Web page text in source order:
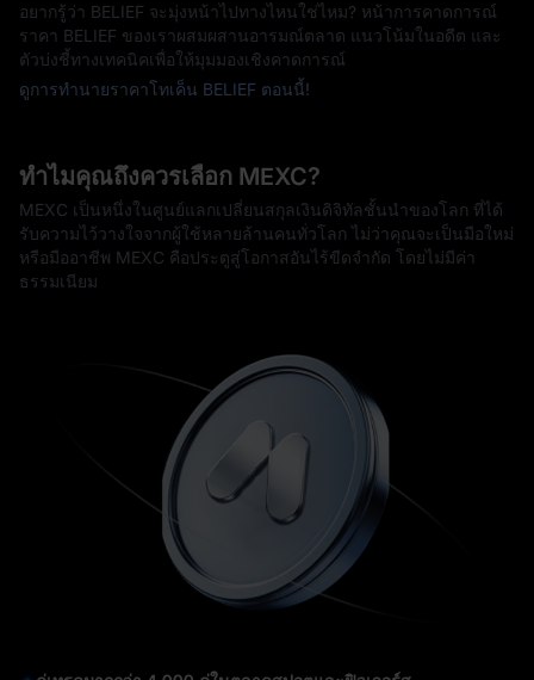
อยากรู้ว่า BELIEF จะมุ่งหน้าไปทางไหนใช่ไหม? หน้าการคาดการณ์
ราคา BELIEF ของเราผสมผสานอารมณ์ตลาด แนวโน้มในอดีต และ
ตัวบ่งชี้ทางเทคนิคเพื่อให้มุมมองเชิงคาดการณ์
ดูการทำนายราคาโทเค็น BELIEF ตอนนี้!
ทำไมคุณถึงควรเลือก MEXC?
MEXC เป็นหนึ่งในศูนย์แลกเปลี่ยนสกุลเงินดิจิทัลชั้นนำของโลก ที่ได้
รับความไว้วางใจจากผู้ใช้หลายล้านคนทั่วโลก ไม่ว่าคุณจะเป็นมือใหม่
หรือมืออาชีพ MEXC คือประตูสู่โอกาสอันไร้ขีดจำกัด โดยไม่มีค่า
ธรรมเนียม